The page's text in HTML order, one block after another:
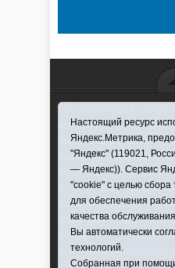
использовании
Информационная лента
поддержке
Регистрационный
от 10.06. 2016 г. выдано
надзору в сфере связи,
технологий и массовых
Учредитель
некоммерческая
Настоящий ресурс
Яндекс.Метрика,
"Яндекс" (119021,
— Яндекс)). Сервис
"cookie" с целью сбора
для обеспечения
качества
Вы автоматически
технологий.
Собранная при